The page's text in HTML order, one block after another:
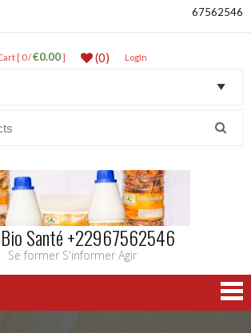
67562546
[ 0 /€0.00] (0) LogIn
Santé +22967562546
Se former S'informer Agir